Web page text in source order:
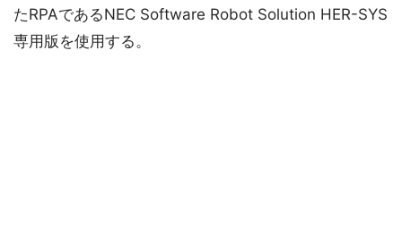
たRPAであるNEC Software Robot Solution HER-SYS
専用版を使用する。